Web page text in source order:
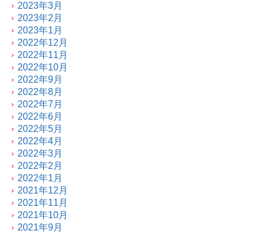
2023年3月
2023年2月
2023年1月
2022年12月
2022年11月
2022年10月
2022年9月
2022年8月
2022年7月
2022年6月
2022年5月
2022年4月
2022年3月
2022年2月
2022年1月
2021年12月
2021年11月
2021年10月
2021年9月